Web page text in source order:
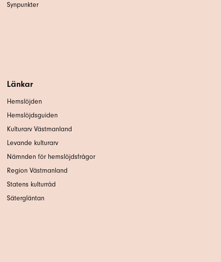
Synpunkter
Länkar
Hemslöjden
Hemslöjdsguiden
Kulturarv Västmanland
Levande kulturarv
Nämnden för hemslöjdsfrågor
Region Västmanland
Statens kulturråd
Sätergläntan